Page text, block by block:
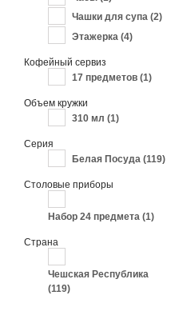
Чашки для супа (2)
Этажерка (4)
Кофейный сервиз
17 предметов (1)
Объем кружки
310 мл (1)
Серия
Белая Посуда (119)
Столовые приборы
Набор 24 предмета (1)
Страна
Чешская Республика
(119)